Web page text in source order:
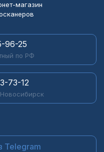
магазин
96-25
по РФ
73-12
Telegram